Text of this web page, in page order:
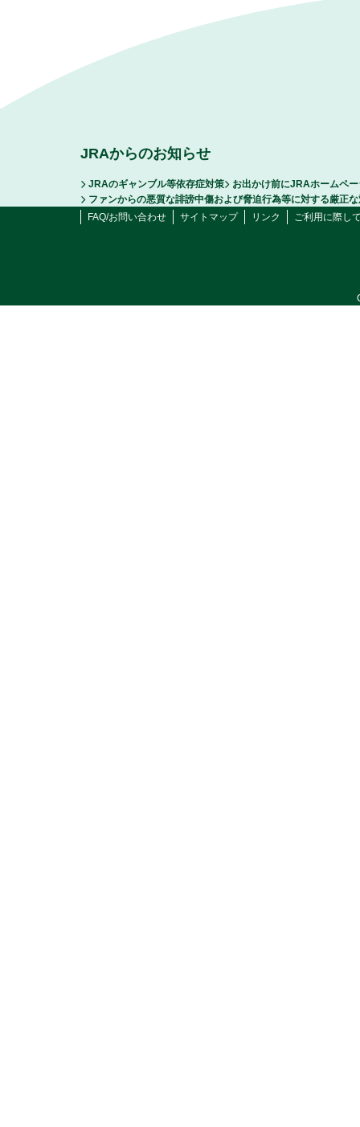
JRAからのお知らせ
JRAのギャンブル等依存症対策
お出かけ前にJRAホームペ
ファンからの悪質な誹謗中傷および脅迫行為等に対する厳正
FAQ/お問い合わせ
サイトマップ リンク ご利用に際し